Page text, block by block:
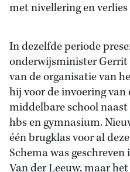
met nivellering en
In dezelfde periode
onderwijsminister
van de organisatie van
hij voor de invoering van
middelbare school
hbs en gymnasium.
één brugklas voor al
Schema was
Van der Leeuw, maar